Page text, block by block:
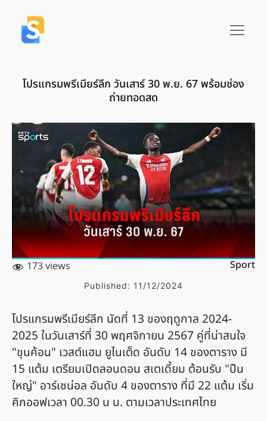
โปรแกรมพรีเมียร์ลีก วันเสาร์ 30 พ.ย. 67 พร้อมช่อง
ถ่ายทอดสด
173 views Sport
Published: 11/12/2024
โปรแกรมพรีเมียร์ลีก นัดที่ 13 ของฤดูกาล 2024-
2025 ในวันเสาร์ที่ 30 พฤศจิกายน 2567 คู่ที่น่าสนใจ
"ขุนค้อน" เวสต์แฮม ยูไนเต็ด อันดับ 14 ของตาราง มี
15 แต้ม เตรียมเปิดลอนดอน สเตเดี้ยม ต้อนรับ "ปืน
ใหญ่" อาร์เซน่อล อันดับ 4 ของตาราง ที่มี 22 แต้ม เริ่ม
คิกออฟเวลา 00.30 น น. ตามเวลาประเทศไทย